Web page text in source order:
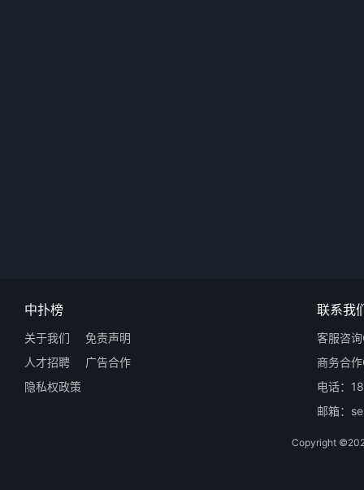
中扑榜
关于我们
免责声明
人才招聘
广告合作
隐私权政策
联系我
客服咨
商务合
电话：
邮箱：
Copyright